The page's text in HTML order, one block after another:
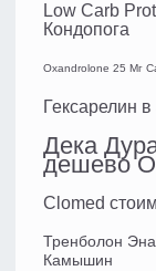
Low Carb
Кондопога
Oxandrolone 25 Мг
Гексарелин
Дека
дешево
Clomed
Тренболон
Камышин